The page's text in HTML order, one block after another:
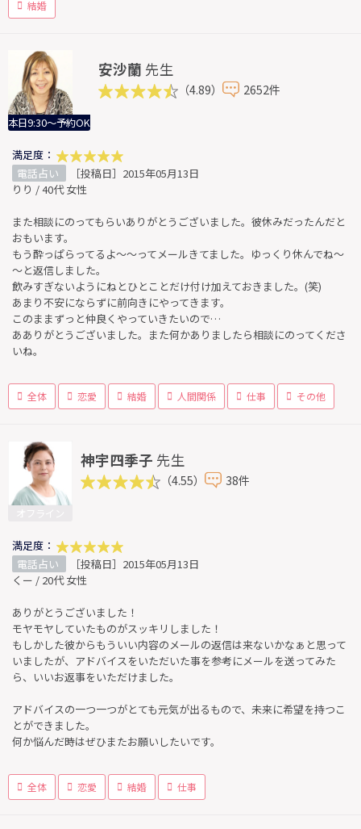
結婚
本日9:30～予約OK
安沙蘭 先生
（4.89） 2652件
満足度：
電話占い
［投稿日］2015年05月13日
りり / 40代 女性
また相談にのってもらいありがとうございました。彼休みだったんだと
おもいます。
もう酔っぱらってるよ～～ってメールきてました。ゆっくり休んでね～
～と返信しました。
飲みすぎないようにねとひとことだけ付け加えておきました。(笑)
あまり不安にならずに前向きにやってきます。
このままずっと仲良くやっていきたいので…
あありがとうございました。また何かありましたら相談にのってくださ
いね。
全体 恋愛 結婚 人間関係 仕事 その他
神宇四季子 先生
（4.55） 38件
満足度：
電話占い
［投稿日］2015年05月13日
くー / 20代 女性
ありがとうございました！
モヤモヤしていたものがスッキリしました！
もしかした彼からもういい内容のメールの返信は来ないかなぁと思って
いましたが、アドバイスをいただいた事を参考にメールを送ってみた
ら、いいお返事をいただけました。
アドバイスの一つ一つがとても元気が出るもので、未来に希望を持つこ
とができました。
何か悩んだ時はぜひまたお願いしたいです。
全体 恋愛 結婚 仕事